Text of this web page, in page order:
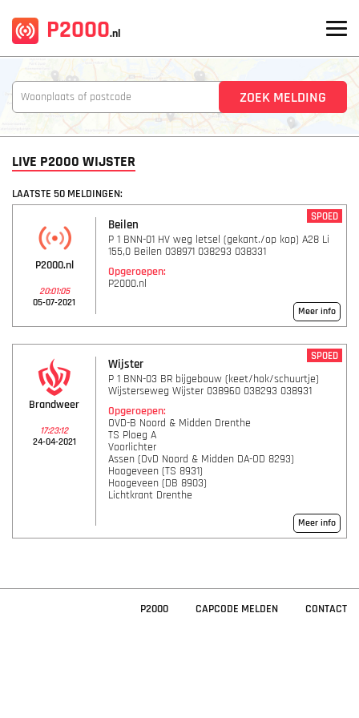
P2000.nl
LIVE P2000 WIJSTER
LAATSTE 50 MELDINGEN:
P2000.nl
20:01:05
05-07-2021
Beilen
SPOED
P 1 BNN-01 HV weg letsel (gekant./op kop) A28 Li
155,0 Beilen 038971 038293 038331
Opgeroepen:
P2000.nl
Meer info
Brandweer
17:23:12
24-04-2021
Wijster
SPOED
P 1 BNN-03 BR bijgebouw (keet/hok/schuurtje)
Wijsterseweg Wijster 038960 038293 038931
Opgeroepen:
OVD-B Noord & Midden Drenthe
TS Ploeg A
Voorlichter
Assen (OvD Noord & Midden DA-OD 8293)
Hoogeveen (TS 8931)
Hoogeveen (DB 8903)
Lichtkrant Drenthe
Meer info
P2000 CAPCODE MELDEN CONTACT